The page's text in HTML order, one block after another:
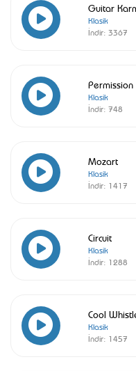
Guitar
Klasik
İndir: 3367
Klasik
İndir: 748
Mozart
Klasik
İndir: 1417
Circuit
Klasik
İndir: 1288
Cool
Klasik
İndir: 1457